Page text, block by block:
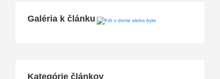
Galéria k článku
Kategórie článkov